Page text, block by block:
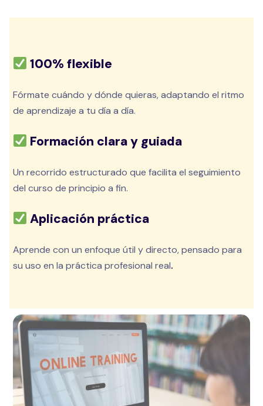
100% flexible
Fórmate cuándo y dónde quieras, adaptando el ritmo
de aprendizaje a tu día a día.
Formación clara y guiada
Un recorrido estructurado que facilita el seguimiento
del curso de principio a fin.
Aplicación práctica
Aprende con un enfoque útil y directo, pensado para
su uso en la práctica profesional real.